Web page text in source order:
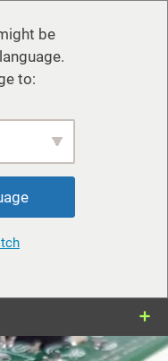
be
to: